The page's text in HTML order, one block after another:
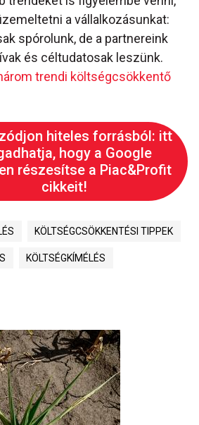
a vállalkozásunkat:
spórolunk, de a partnereink
és céltudatosak leszünk.
trendi költségcsökkentő
hiteles forrásból: itt
hogy a Google
részesítse a Piac&Profit
cikkeit!
KÖLTSÉGCSÖKKENTÉSI TIPPEK
KÖLTSÉGKÍMÉLÉS